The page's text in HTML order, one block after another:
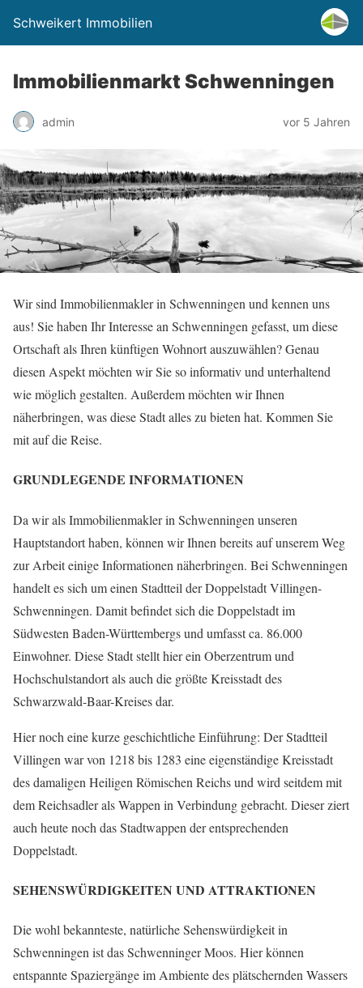
Schweikert Immobilien
Immobilienmarkt Schwenningen
admin vor 5 Jahren
Wir sind Immobilienmakler in Schwenningen und kennen uns
aus! Sie haben Ihr Interesse an Schwenningen gefasst, um diese
Ortschaft als Ihren künftigen Wohnort auszuwählen? Genau
diesen Aspekt möchten wir Sie so informativ und unterhaltend
wie möglich gestalten. Außerdem möchten wir Ihnen
näherbringen, was diese Stadt alles zu bieten hat. Kommen Sie
mit auf die Reise.
GRUNDLEGENDE INFORMATIONEN
Da wir als Immobilienmakler in Schwenningen unseren
Hauptstandort haben, können wir Ihnen bereits auf unserem Weg
zur Arbeit einige Informationen näherbringen. Bei Schwenningen
handelt es sich um einen Stadtteil der Doppelstadt Villingen-
Schwenningen. Damit befindet sich die Doppelstadt im
Südwesten Baden-Württembergs und umfasst ca. 86.000
Einwohner. Diese Stadt stellt hier ein Oberzentrum und
Hochschulstandort als auch die größte Kreisstadt des
Schwarzwald-Baar-Kreises dar.
Hier noch eine kurze geschichtliche Einführung: Der Stadtteil
Villingen war von 1218 bis 1283 eine eigenständige Kreisstadt
des damaligen Heiligen Römischen Reichs und wird seitdem mit
dem Reichsadler als Wappen in Verbindung gebracht. Dieser ziert
auch heute noch das Stadtwappen der entsprechenden
Doppelstadt.
SEHENSWÜRDIGKEITEN UND ATTRAKTIONEN
Die wohl bekannteste, natürliche Sehenswürdigkeit in
Schwenningen ist das Schwenninger Moos. Hier können
entspannte Spaziergänge im Ambiente des plätschernden Wassers